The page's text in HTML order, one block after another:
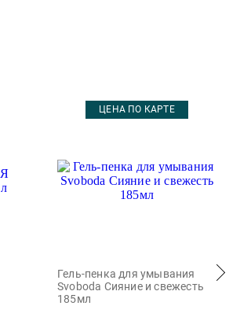
ЦЕНА ПО КАРТЕ
Гель-пенка для умывания
Svoboda Сияние и свежесть
185мл